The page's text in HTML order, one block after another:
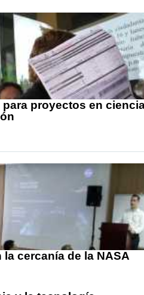
proyectos en
cercanía de la NASA